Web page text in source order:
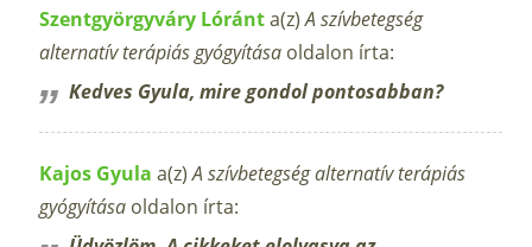
Szentgyörgyváry Lóránta(z)A szívbetegség
alternatív terápiás gyógyítása oldalon írta:
Kedves Gyula, mire gondol pontosabban?
Kajos Gyula a(z)A szívbetegség alternatív terápiás
gyógyítása oldalon írta: